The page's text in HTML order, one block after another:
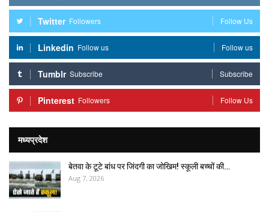
Twitter Followers Follow Us
Linkedin Follow us Follow us
Tumblr Subscribe Subscribe
Pinterest Followers Follow Us
मध्यप्रदेश
बेतवा के टूटे बांध पर जिंदगी का जोखिम! स्कूली बच्चों की…
Aug 7, 2026